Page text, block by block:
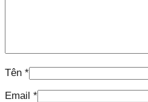
Tên *
Email *